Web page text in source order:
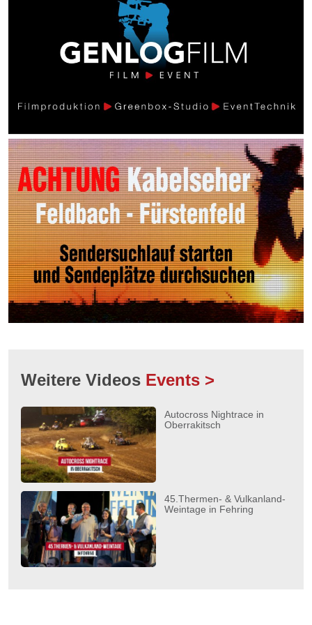
Weitere Videos Events >
Autocross Nightrace in
Oberrakitsch
45.Thermen- & Vulkanland-
Weintage in Fehring